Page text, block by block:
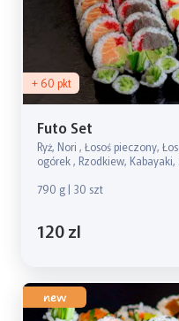
+ 60 pkt
Futo Set
Ryż, Nori , Łosoś pieczony,
ogórek , Rzodkiew, Kabayaki,
790 g | 30 szt
120 zl
new